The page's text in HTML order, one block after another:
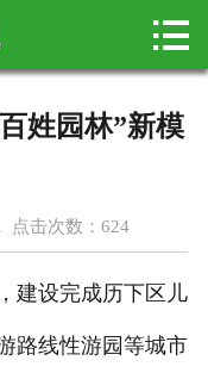
新闻资讯
客户案例
科普知识

姓园林”新模
点击次数： 624
设完成历下区儿
路线性游园等城市